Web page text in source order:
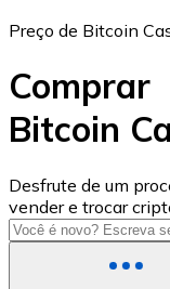
USD Coin
USDC
Preço de Bitcoin
Comprar
Bitcoin
Desfrute de um
vender e trocar